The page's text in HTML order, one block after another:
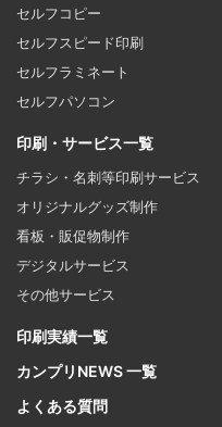
セルフコピー
セルフスピード印刷
セルフラミネート
セルフパソコン
印刷・サービス一覧
チラシ・名刺等印刷サービス
オリジナルグッズ制作
看板・販促物制作
デジタルサービス
その他サービス
印刷実績一覧
カンプリNEWS 一覧
よくある質問